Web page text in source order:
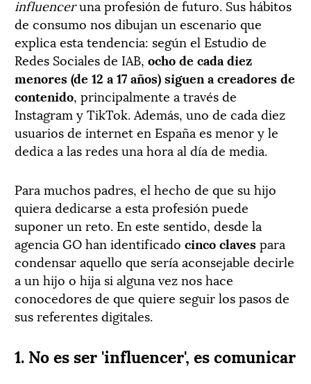
influenceruna profesión de futuro. Sus hábitos
de consumo nos dibujan un escenario que
explica esta tendencia: según el Estudio de
Redes Sociales de IAB, ocho de cada diez
menores (de 12 a 17 años) siguen a creadores de
contenido, principalmente a través de
Instagram y TikTok. Además, uno de cada diez
usuarios de internet en España es menor y le
dedica a las redes una hora al día de media.
Para muchos padres, el hecho de que su hijo
quiera dedicarse a esta profesión puede
suponer un reto. En este sentido, desde la
agencia GO han identificado cinco clavespara
condensar aquello que sería aconsejable decirle
a un hijo o hija si alguna vez nos hace
conocedores de que quiere seguir los pasos de
sus referentes digitales.
1. No es ser 'influencer', es comunicar